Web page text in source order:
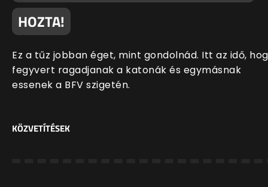
HOZTA!
Ez a tűz jobban éget, mint gondolnád. Itt az idő,
fegyvert ragadjanak a katonák és egymásnak
essenek a BFV szigetén.
KÖZVETÍTÉSEK